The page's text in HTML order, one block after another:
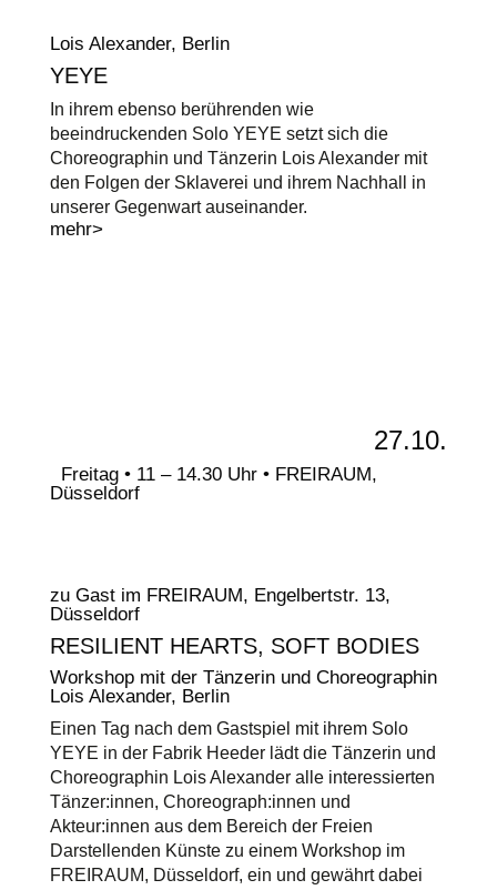
Lois Alexander, Berlin
YEYE
In ihrem ebenso berührenden wie
beeindruckenden Solo YEYE setzt sich die
Choreographin und Tänzerin Lois Alexander mit
den Folgen der Sklaverei und ihrem Nachhall in
unserer Gegenwart auseinander.
mehr>
27.10.
Freitag • 11 – 14.30 Uhr • FREIRAUM,
Düsseldorf
zu Gast im FREIRAUM, Engelbertstr. 13,
Düsseldorf
RESILIENT HEARTS, SOFT BODIES
Workshop mit der Tänzerin und Choreographin
Lois Alexander, Berlin
Einen Tag nach dem Gastspiel mit ihrem Solo
YEYE in der Fabrik Heeder lädt die Tänzerin und
Choreographin Lois Alexander alle interessierten
Tänzer:innen, Choreograph:innen und
Akteur:innen aus dem Bereich der Freien
Darstellenden Künste zu einem Workshop im
FREIRAUM, Düsseldorf, ein und gewährt dabei